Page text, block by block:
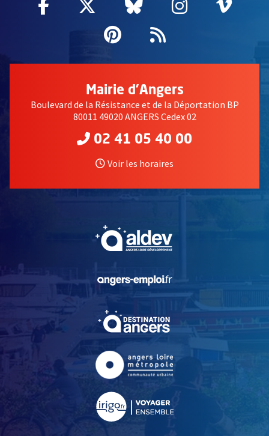
Facebook
, Ouvre une nouvelle fenêtre
Twitter
, Ouvre une nouvelle
Bluesky
, Ouvre une
Instagram
, Ouvre
,
Pinterest
, Ouvre une
Flux RSS
Mairie d'Angers
Boulevard de la Résistance et de la Déportation BP
80011 49020 ANGERS Cedex 02
02 41 05 40 00
Voir les horaires
, Ouvre une nouvelle
, Ouvre une nouvelle